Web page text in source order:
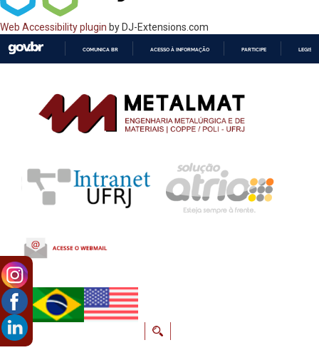
Web Accessibility plugin by DJ-Extensions.com
CONTEÚDO
COMUNICA BR ACESSO À INFORMAÇÃO PARTICIPE